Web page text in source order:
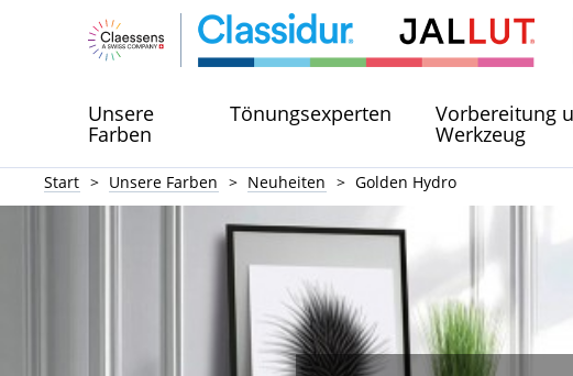
Unsere
Farben
Tönungsexperten Vorbereitung
Werkzeug
Start Unsere Farben Neuheiten Golden Hydro